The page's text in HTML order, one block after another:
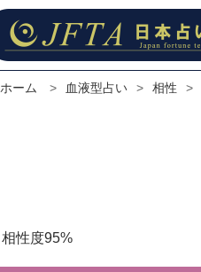
ホーム > 血液型占い > 相性 >
相性度95%